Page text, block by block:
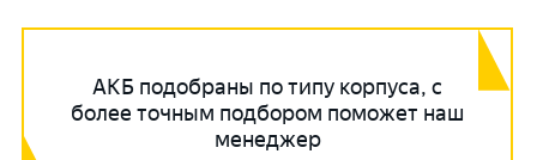
АКБ подобраны по типу корпуса, с
более точным подбором поможет наш
менеджер